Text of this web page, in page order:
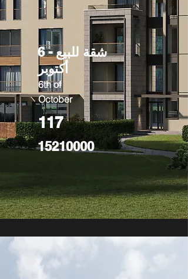
شقة للبيع - 6
أكتوبر
6th of
October
117
15210000